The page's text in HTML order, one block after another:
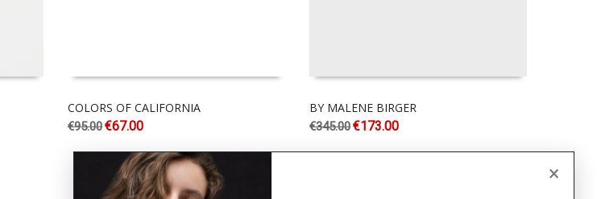
COLORS OF CALIFORNIA
€95.00€67.00
BY MALENE BIRGER
€345.00€173.00
×